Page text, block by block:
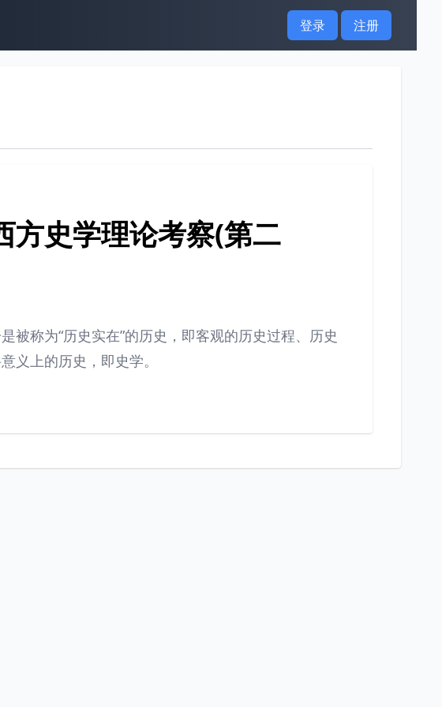
登录 注册
方史学理论考察(第二
被称为“历史实在”的历史，即客观的历史过程、历史
义上的历史，即史学。